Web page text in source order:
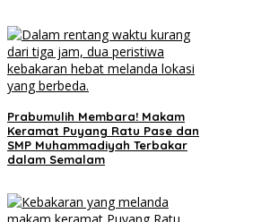
Prabumulih Membara! Makam
Keramat Puyang Ratu Pase dan
SMP Muhammadiyah Terbakar
dalam Semalam